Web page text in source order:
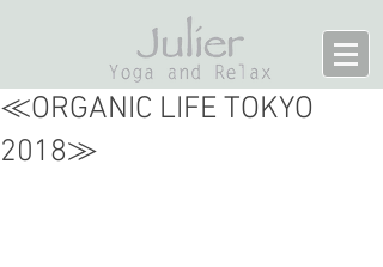
≪ORGANIC LIFE TOKYO
2018≫